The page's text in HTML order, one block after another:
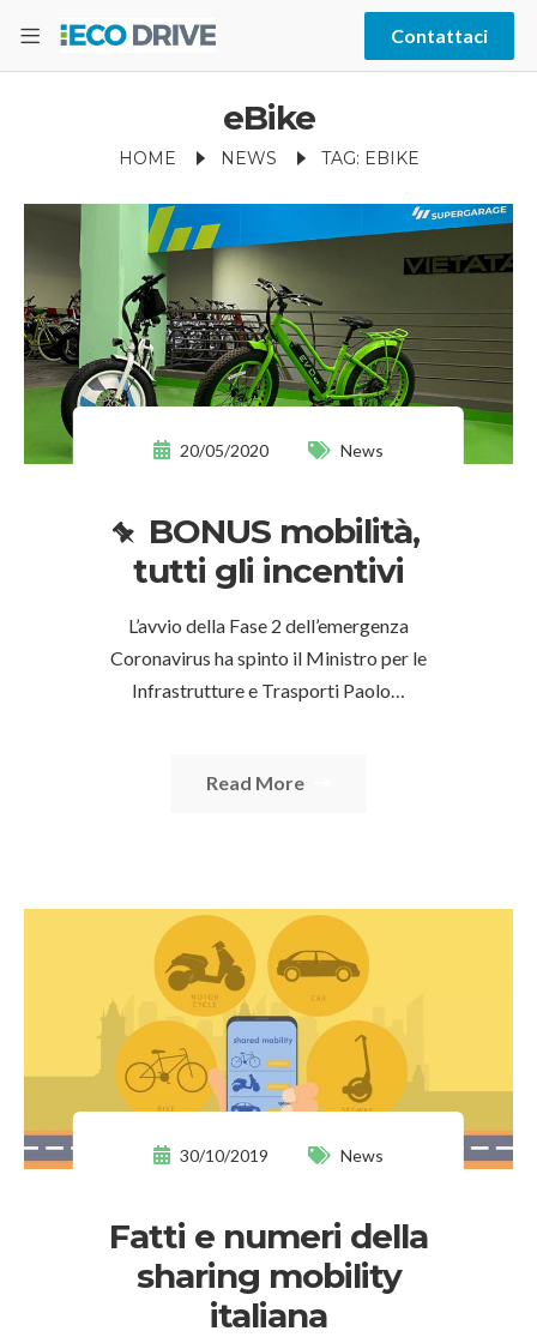
Contattaci
eBike
HOME NEWS TAG: EBIKE
20/05/2020 News
BONUS mobilità,
tutti gli incentivi
L’avvio della Fase 2 dell’emergenza
Coronavirus ha spinto il Ministro per le
Infrastrutture e Trasporti Paolo…
Read More
30/10/2019 News
Fatti e numeri della
sharing mobility
italiana